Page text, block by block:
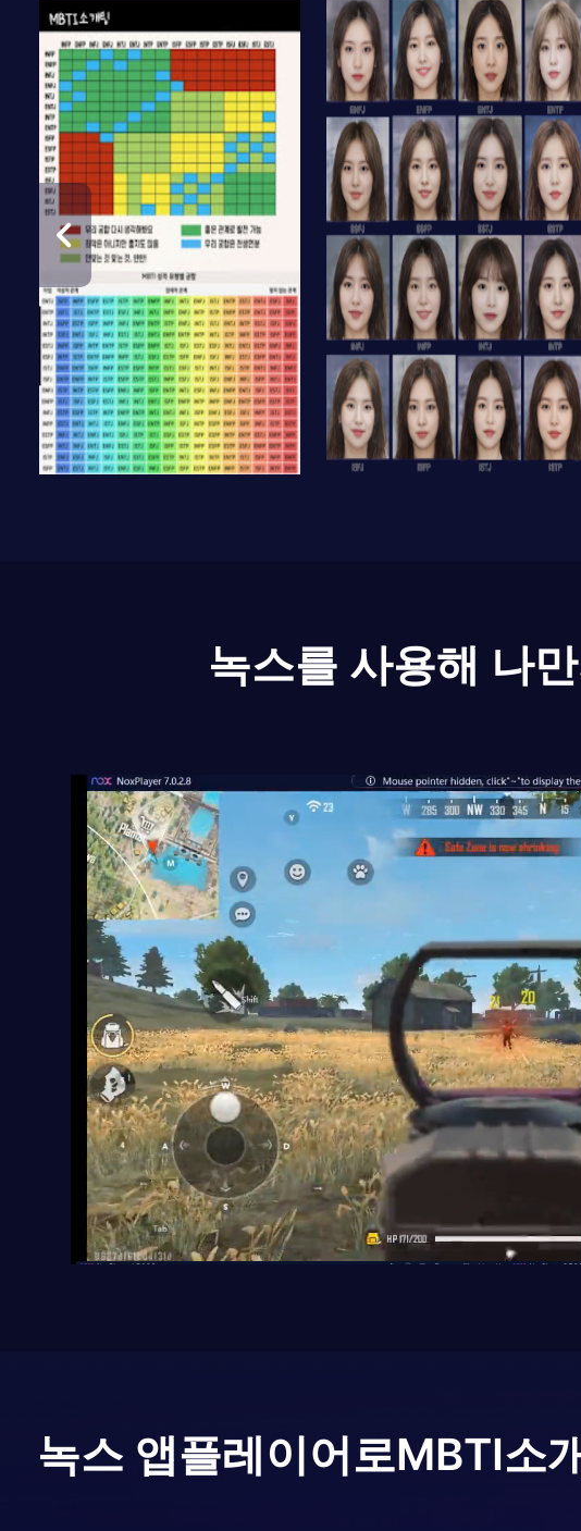
녹스를 사용해 나
녹스 앱플레이어로MBTI소